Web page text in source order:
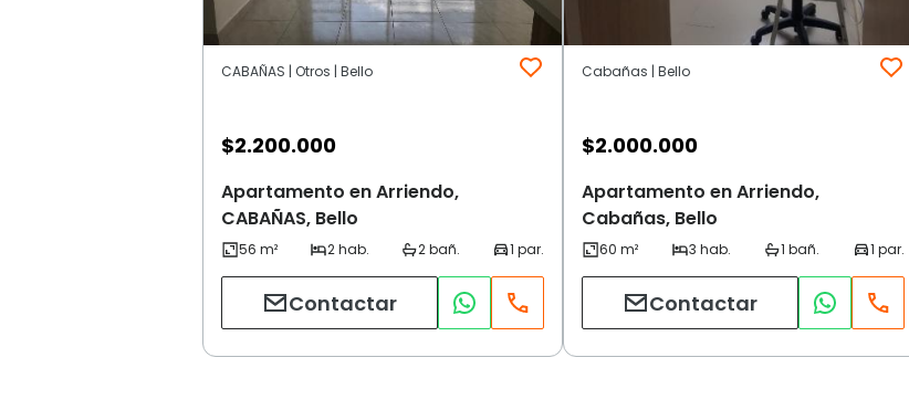
CABAÑAS | Otros | Bello
$2.200.000
Apartamento en Arriendo,
CABAÑAS, Bello
Contactar
Cabañas | Bello
$2.000.000
Apartamento en Arriendo,
Cabañas, Bello
Contactar